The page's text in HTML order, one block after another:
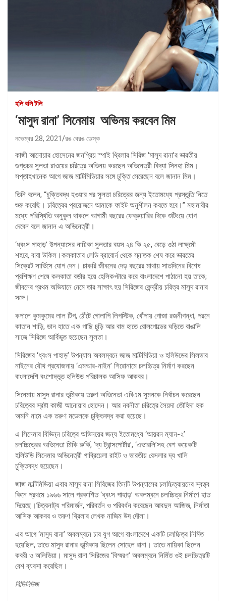
হলি বলি টলি
‘মাসুদ রানা’ সিনেমায় অভিনয় করবেন মিম
নভেম্বর 28, 2021 রঙ বেরঙ ডেস্ক
কাজী আনোয়ার হোসেনের জনপ্রিয় স্পাই থ্রিলার সিরিজ ‘মাসুদ রানা’র ভারতীয়
গুপ্তচর সুলতা রাওয়ের চরিত্রে অভিনয় করছেন অভিনেত্রী বিদ্যা সিনহা মিম।
সপ্তাহখানেক আগে জাজ মাল্টিমিডিয়ার সঙ্গে চুক্তি সেরেছেন বলে জানান মিম।
তিনি বলেন, “চুক্তিবদ্ধ হওয়ার পর সুলতা চরিত্রের জন্য ইতোমধ্যে প্রস্তুতি নিতে
শুরু করেছি। চরিত্রের প্রয়োজনে আমাকে ফাইট অনুশীলন করতে হবে।” মহামারীর
মধ্যে পরিস্থিতি অনুকূল থাকলে আগামী বছরের ফেব্রুয়ারির দিকে শুটিংয়ে যোগ
দেবেন বলে জানান এ অভিনেত্রী।
‘ধ্বংস পাহাড়’ উপন্যাসের নায়িকা সুলতার বয়স ২৪ কি ২৫, বেড়ে ওঠা লাক্ষ্মৌ
শহরে, বাবা উকিল।কলকাতার লেডি ব্রাবোর্ন থেকে স্নাতক শেষ করে ভারতের
সিক্রেট সার্ভিসে যোগ দেন। চাকরি জীবনের দেড় বছরের মাথায় সাতদিনের বিশেষ
প্রশিক্ষণ শেষে কলকাতা বর্ডার হয়ে হেলিকপ্টারে করে বাংলাদেশে পাঠানো হয় তাকে;
জীবনের প্রথম অভিযানে নেমে তার সাক্ষাৎ হয় সিরিজের কেন্দ্রীয় চরিত্র মাসুদ রানার
সঙ্গে।
কপালে কুমকুমের লাল টিপ, ঠোঁটে গোলাপি লিপস্টিক, খোঁপায় গোজা রজনীগন্ধা, পরনে
কাতান শাড়ি, ডান হাতে এক গাছি চুড়ি আর বাম হাতে রোলগোল্ডের ঘড়িতে বাঙালি
সাজে সিরিজে আর্বিভূত হয়েছেন সুলতা।
সিরিজের ‘ধ্বংস পাহাড়’ উপন্যাস অবলম্বনে জাজ মাল্টিমিডিয়া ও হলিউডের সিলভার
নাইনের যৌথ প্রযোজনায় ‘এমআর-নাইন’ শিরোনামে চলচ্চিত্র নির্মাণ করছেন
বাংলাদেশি বংশোদ্ভূত হলিউড পরিচালক আসিফ আকবর।
সিনেমায় মাসুদ রানার ভূমিকায় তরুণ অভিনেতা এবিএম সুমনকে নির্বাচন করেছেন
চরিত্রের স্রষ্টা কাজী আনোয়ার হোসেন। আর নবনীতা চরিত্রে সৈয়দা তৌহিদা হক
অমনি নামে এক তরুণ মডেলকে চুক্তিবদ্ধ করা হয়েছে।
এ সিনেমার বিভিন্ন চরিত্রে অভিনয়ের জন্য ইতোমধ্যে ‘আয়রন ম্যান-২’
চলচ্চিত্রের অভিনেতা মিকি রুর্কি, ‘দ্য ট্রান্সপোর্টার’, ‘এভারলি’সহ বেশ কয়েকটি
হলিউডি সিনেমার অভিনেত্রী গাব্রিয়েলা রাইট ও ভারতীয় রেসলার দ্য খালি
চুক্তিবদ্ধ হয়েছেন।
জাজ মাল্টিমিডিয়া এবার মাসুদ রানা সিরিজের তিনটি উপন্যাসের চলচ্চিত্রায়নের স্বত্ত্ব
কিনে প্রথমে ১৯৬৬ সালে প্রকাশিত ‘ধ্বংস পাহাড়’ অবলম্বনে চলচ্চিত্র নির্মাণে হাত
দিয়েছে।চিত্রনাট্য পরিমার্জন, পরিবর্তন ও পরিবর্ধন করেছেন আবদুল আজিজ, নির্মাতা
আসিফ আকবর ও তরুণ থ্রিলার লেখক নাজিম উদ দৌলা।
এর আগে ‘মাসুদ রানা’ অবলম্বনে চার যুগ আগে বাংলাদেশে একটি চলচ্চিত্র নির্মিত
হয়েছিল, তাতে মাসুদ রানার ভূমিকায় ছিলেন সোহেল রানা। তাতে নায়িকা ছিলেন
কবরী ও অলিভিয়া। মাসুদ রানা সিরিজের ‘বিস্মরণ’ অবলম্বনে নির্মিত ওই চলচ্চিত্রটি
বেশ ব্যবসা করেছিল।
বিডিনিউজ